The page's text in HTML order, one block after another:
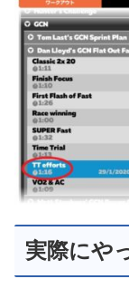
実際にや